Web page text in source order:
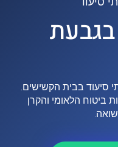
בגבעת
סיעוד בבית הקשישים.
ביטוח הלאומי והקרן